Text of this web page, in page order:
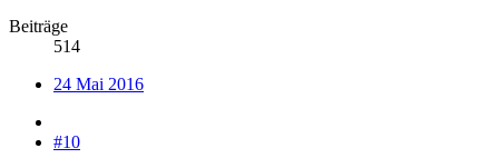
Beiträge
514
24 Mai 2016
#10